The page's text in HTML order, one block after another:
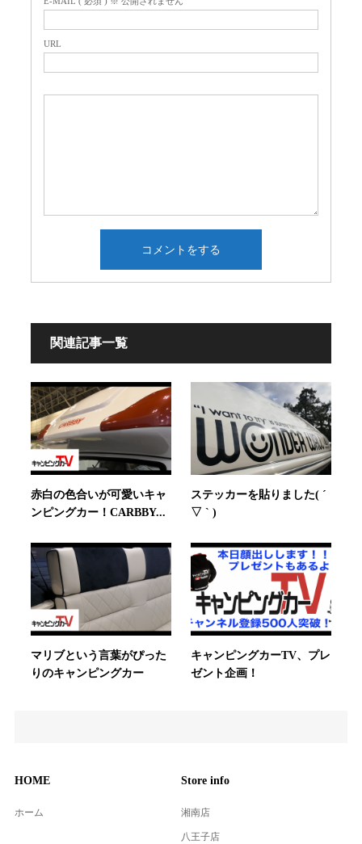
URL
関連記事一覧
赤白の色合いが可愛いキャ
ンピングカー！CARBBY...
ステッカーを貼りました( ´
▽ ` )
マリブという言葉がぴった
りのキャンピングカー
キャンピングカーTV、プレ
ゼント企画！
HOME
ホーム
Store info
湘南店
八王子店